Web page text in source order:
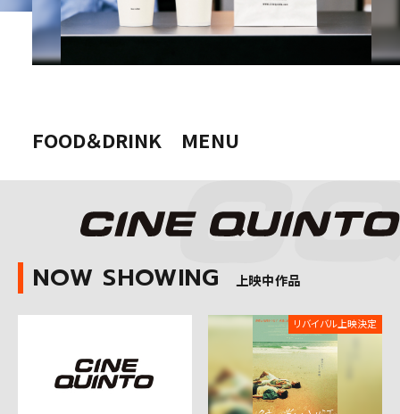
FOOD＆DRINK MENU
NOW SHOWING 上映中作品
リバイバル上映決定